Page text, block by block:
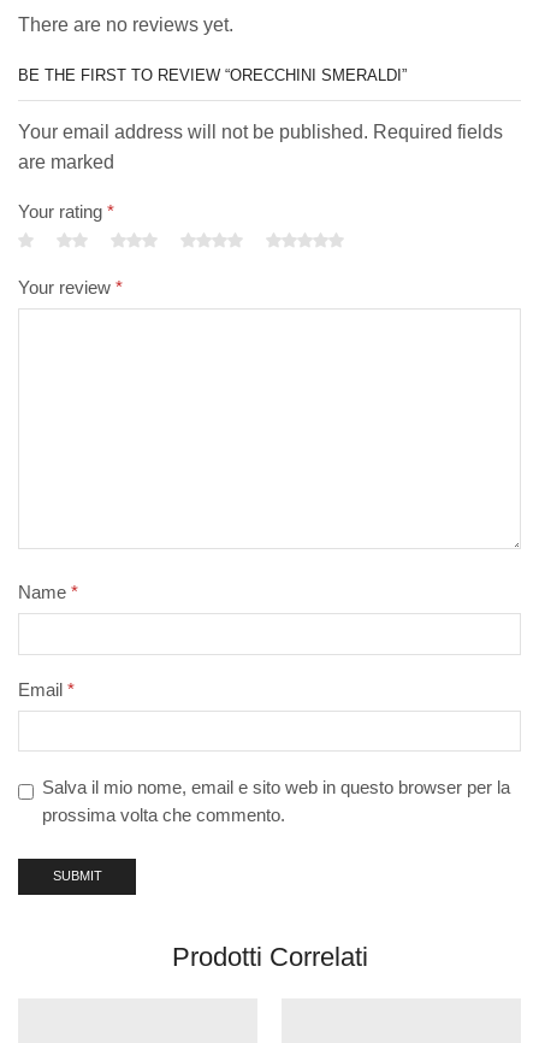
There are no reviews yet.
BE THE FIRST TO REVIEW “ORECCHINI SMERALDI”
Your email address will not be published. Required fields
are marked
Your rating *
Your review *
Name *
Email *
Salva il mio nome, email e sito web in questo browser per la
prossima volta che commento.
Prodotti Correlati